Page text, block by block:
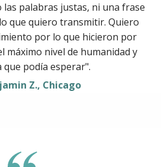
palabras justas, ni una frase
que quiero transmitir. Quiero
por lo que hicieron por
máximo nivel de humanidad y
que podía esperar".
Z., Chicago